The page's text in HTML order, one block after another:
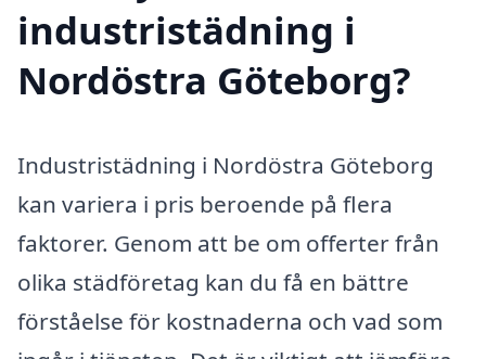
industristädning i
Nordöstra Göteborg?
Industristädning i Nordöstra Göteborg
kan variera i pris beroende på flera
faktorer. Genom att be om offerter från
olika städföretag kan du få en bättre
förståelse för kostnaderna och vad som